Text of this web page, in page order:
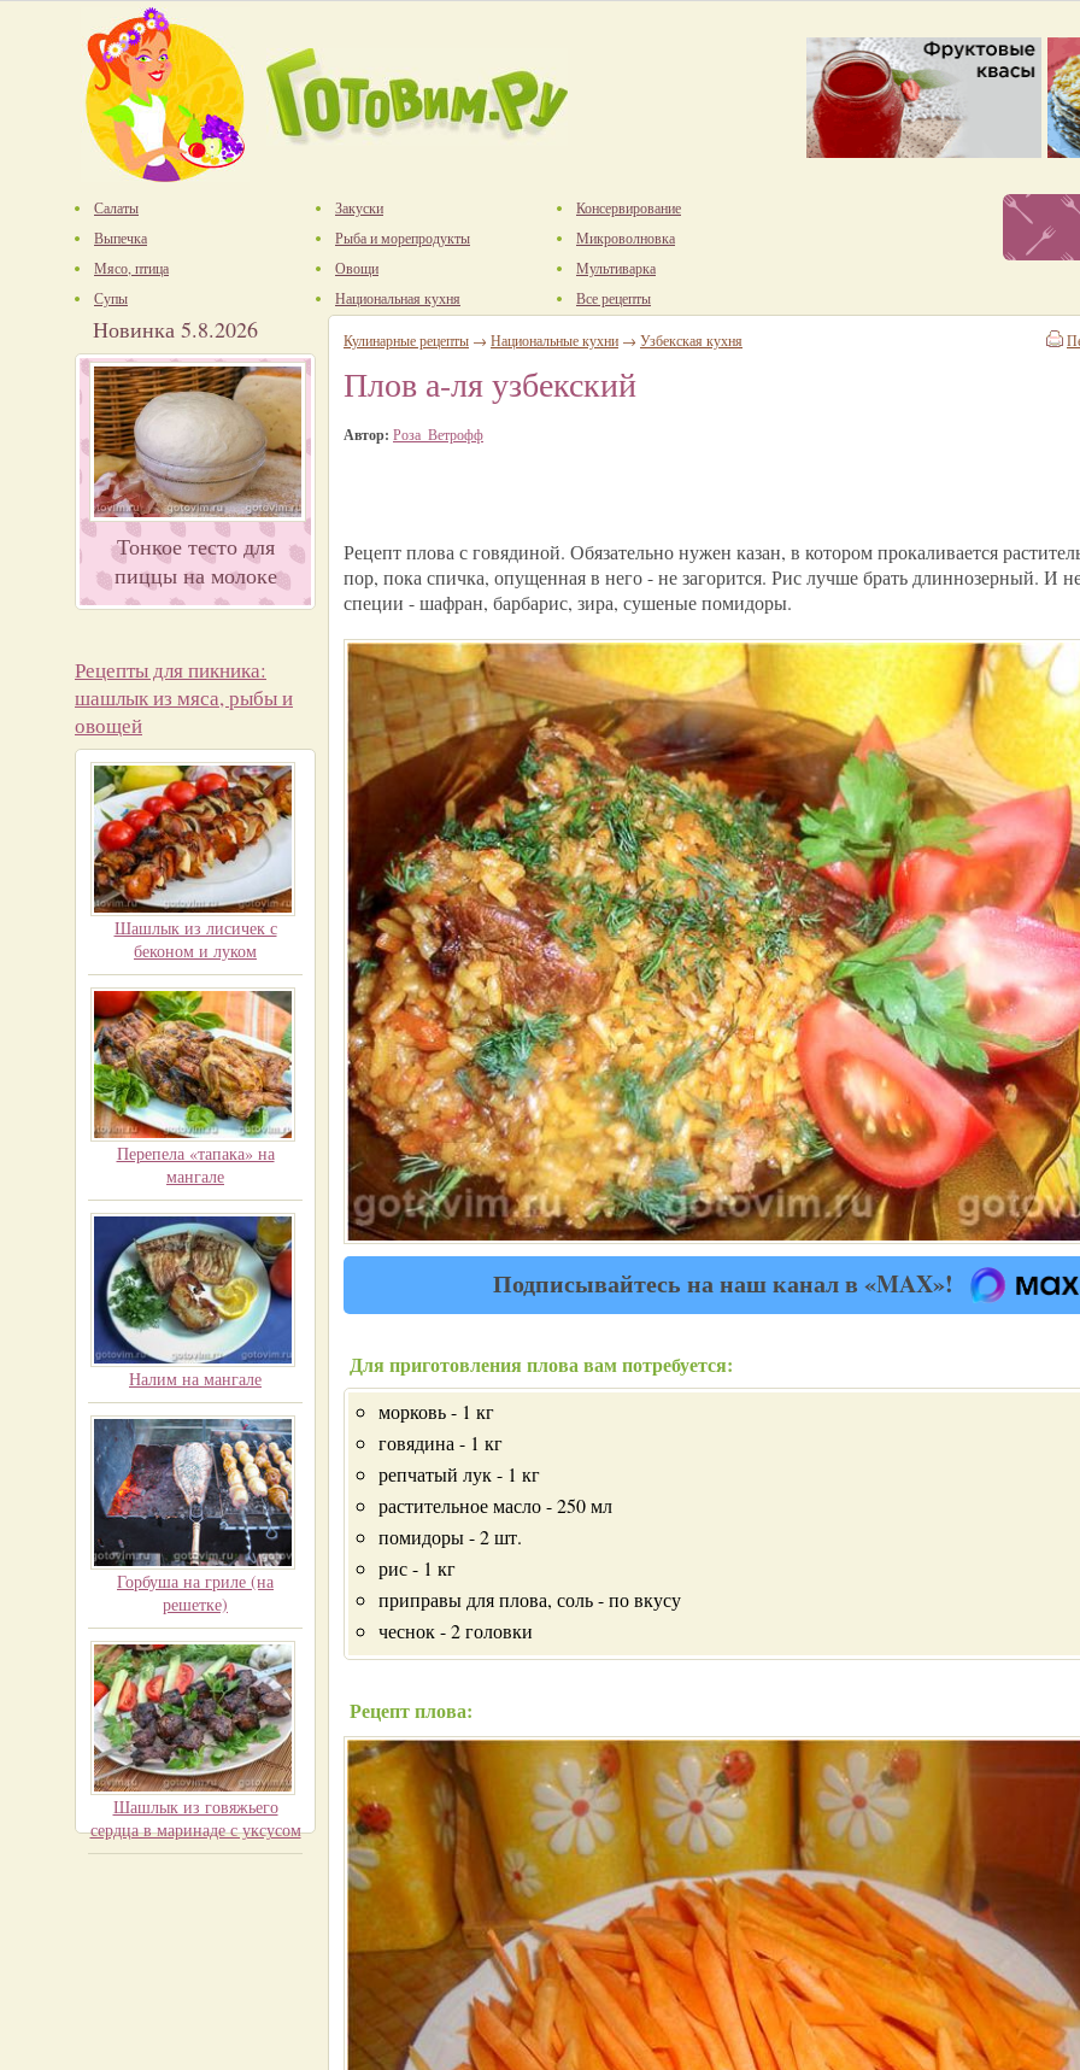
Салаты
Выпечка
Мясо, птица
Супы
Закуски
Рыба и морепродукты
Овощи
Национальная кухня
Консервирование
Микроволновка
Мультиварка
Все рецепты
Новинка 5.8.2026
Тонкое тесто для
пиццы на молоке
Рецепты для пикника:
шашлык из мяса, рыбы и
овощей
Шашлык из лисичек с
беконом и луком
Перепела «тапака» на
мангале
Налим на мангале
Горбуша на гриле (на
решетке)
Шашлык из говяжьего
сердца в маринаде с уксусом
Кулинарные рецепты → Национальные кухни → Узбекская кухня
Плов а-ля узбекский
Автор: Роза_Ветрофф
Рецепт плова с говядиной. Обязательно нужен казан, в котором прокаливается
пор, пока спичка, опущенная в него - не загорится. Рис лучше брать длиннозерный. И не
специи - шафран, барбарис, зира, сушеные помидоры.
Подписывайтесь на наш канал в «MAX»!
Для приготовления плова вам потребуется:
морковь - 1 кг
говядина - 1 кг
репчатый лук - 1 кг
растительное масло - 250 мл
помидоры - 2 шт.
рис - 1 кг
приправы для плова, соль - по вкусу
чеснок - 2 головки
Рецепт плова: